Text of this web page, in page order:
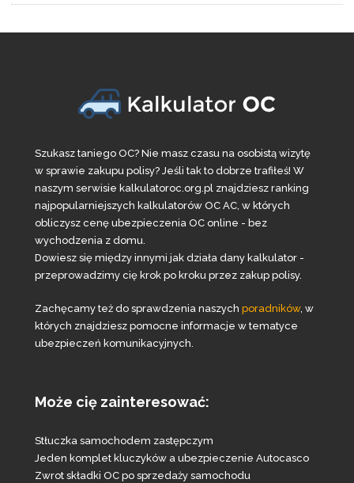
Szukasz taniego OC? Nie masz czasu na osobistą wizytę
w sprawie zakupu polisy? Jeśli tak to dobrze trafiłeś! W
naszym serwisie kalkulatoroc.org.pl znajdziesz ranking
najpopularniejszych kalkulatorów OC AC, w których
obliczysz cenę ubezpieczenia OC online - bez
wychodzenia z domu.
Dowiesz się między innymi jak działa dany kalkulator -
przeprowadzimy cię krok po kroku przez zakup polisy.
Zachęcamy też do sprawdzenia naszych poradników, w
których znajdziesz pomocne informacje w tematyce
ubezpieczeń komunikacyjnych.
Może cię zainteresować:
Stłuczka samochodem zastępczym
Jeden komplet kluczyków a ubezpieczenie Autocasco
Zwrot składki OC po sprzedaży samochodu